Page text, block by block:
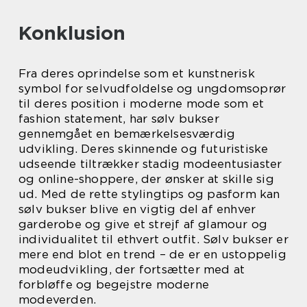
Konklusion
Fra deres oprindelse som et kunstnerisk
symbol for selvudfoldelse og ungdomsoprør
til deres position i moderne mode som et
fashion statement, har sølv bukser
gennemgået en bemærkelsesværdig
udvikling. Deres skinnende og futuristiske
udseende tiltrækker stadig modeentusiaster
og online-shoppere, der ønsker at skille sig
ud. Med de rette stylingtips og pasform kan
sølv bukser blive en vigtig del af enhver
garderobe og give et strejf af glamour og
individualitet til ethvert outfit. Sølv bukser er
mere end blot en trend – de er en ustoppelig
modeudvikling, der fortsætter med at
forbløffe og begejstre moderne
modeverden.